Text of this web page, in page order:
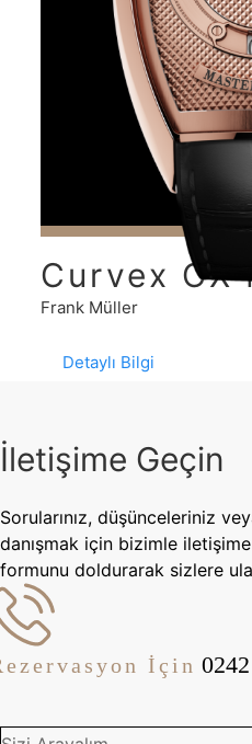
Curvex CX
Jumper
Frank Müller
Detaylı Bilgi
İletişime Geçin
Sorularınız, düşünceleriniz
danışmak için bizimle
formunu doldurarak sizlere
İçin